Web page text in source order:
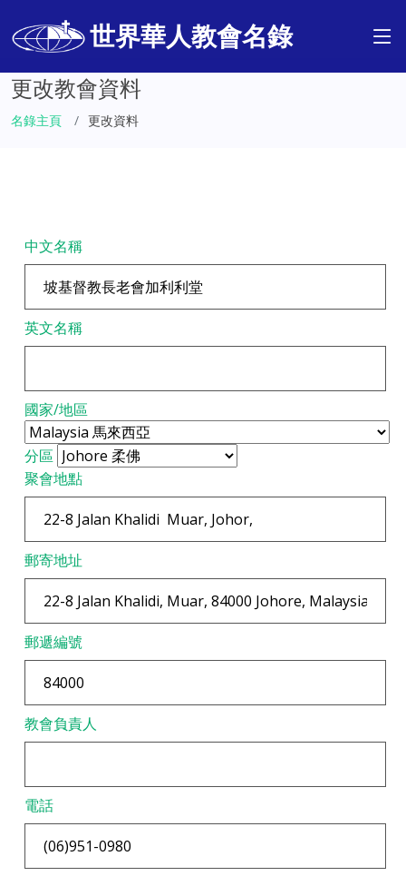
世界華人教會名錄
更改教會資料
名錄主頁 更改資料
中文名稱
英文名稱
國家/地區
分區
聚會地點
郵寄地址
郵遞編號
教會負責人
電話